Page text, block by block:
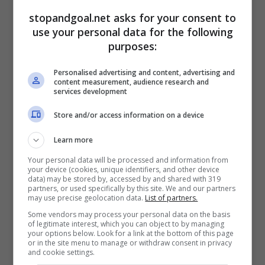
Le big di Serie A pescano in casa Napoli (StopandGoal -Ansa)
In queste prime 8 giornate di Serie A, però, il
suo rendimento è stato tutt’altro che
impeccabile, fatto di troppi alti e bassi e
tantissimi errori. Al termine della stagionele
strade con il Napoli possono dividersi e di
certo non mancano le pretendenti alla sua
porta. Tra le big che stanno cercando un
numero 1 ci sonola Juventus, la Roma, l’Inter e
il Milan. Tutte per motivi diversi potrebbero
stopandgoal.net asks for your consent to
use your personal data for the following
purposes:
Personalised advertising and content, advertising and
content measurement, audience research and
services development
Store and/or access information on a device
Learn more
Your personal data will be processed and information from
your device (cookies, unique identifiers, and other device
data) may be stored by, accessed by and shared with 319
partners, or used specifically by this site. We and our partners
may use precise geolocation data. List of partners.
Some vendors may process your personal data on the basis
of legitimate interest, which you can object to by managing
your options below. Look for a link at the bottom of this page
or in the site menu to manage or withdraw consent in privacy
and cookie settings.